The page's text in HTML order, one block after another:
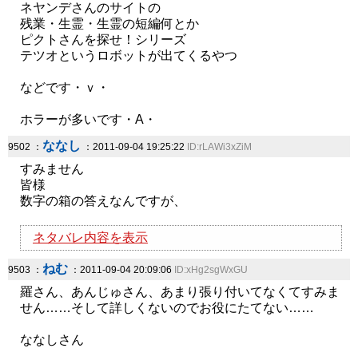
ネヤンデさんのサイトの
残業・生霊・生霊の短編何とか
ピクトさんを探せ！シリーズ
テツオというロボットが出てくるやつ
などです・ｖ・
ホラーが多いです・A・
9502 ： ななし ：2011-09-04 19:25:22 ID:rLAWi3xZiM
すみません
皆様
数字の箱の答えなんですが、
ネタバレ内容を表示
9503 ： ねむ ：2011-09-04 20:09:06 ID:xHg2sgWxGU
羅さん、あんじゅさん、あまり張り付いてなくてすみま
せん……そして詳しくないのでお役にたてない……
ななしさん